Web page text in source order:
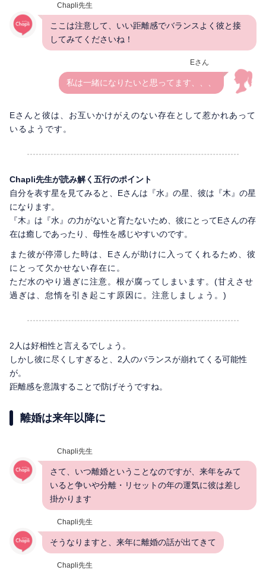
Chapli先生
ここは注意して、いい距離感でバランスよく彼と接
してみてくださいね！
Eさん
私は一緒になりたいと思ってます、、、
Eさんと彼は、お互いかけがえのない存在として惹かれあって
いるようです。
Chapli先生が読み解く五行のポイント
自分を表す星を見てみると、Eさんは『水』の星、彼は『木』の星
になります。
『木』は『水』の力がないと育たないため、彼にとってEさんの存
在は癒しであったり、母性を感じやすいのです。
また彼が停滞した時は、Eさんが助けに入ってくれるため、彼
にとって欠かせない存在に。
ただ水のやり過ぎに注意。根が腐ってしまいます。(甘えさせ
過ぎは、怠惰を引き起こす原因に。注意しましょう。)
2人は好相性と言えるでしょう。
しかし彼に尽くしすぎると、2人のバランスが崩れてくる可能性
が。
距離感を意識することで防げそうですね。
離婚は来年以降に
Chapli先生
さて、いつ離婚ということなのですが、来年をみて
いると争いや分離・リセットの年の運気に彼は差し
掛かります
Chapli先生
そうなりますと、来年に離婚の話が出てきて
Chapli先生